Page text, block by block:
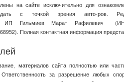
на сайте исключительно для
с точкой зрения авто-ров.
ИП Гильмиев Марат Рафилевич
Полная контактная информация
материалов сайта полностью или
за разрешение любых